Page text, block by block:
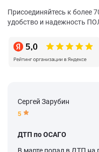
Присоединяйтесь к более
удобство и надежность
Сергей Зарубин
5
ДТП по ОСАГО
В марте попал в ДТП на